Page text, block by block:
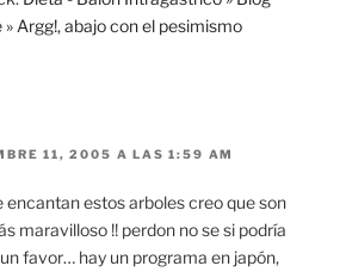
Argg!, abajo con el pesimismo
11, 2005 A LAS 1:59 AM
encantan estos arboles creo que son
maravilloso !! perdon no se si podría
favor… hay un programa en japón,